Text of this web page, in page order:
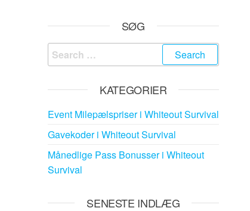
SØG
Search
for:
KATEGORIER
Event Milepælspriser i Whiteout Survival
Gavekoder i Whiteout Survival
Månedlige Pass Bonusser i Whiteout
Survival
SENESTE INDLÆG